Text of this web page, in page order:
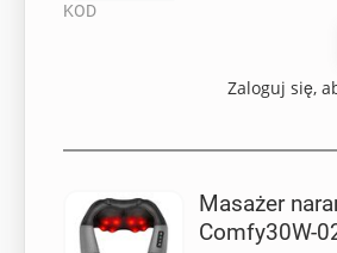
KOD
Zaloguj się,
Masażer
Comfy30W-